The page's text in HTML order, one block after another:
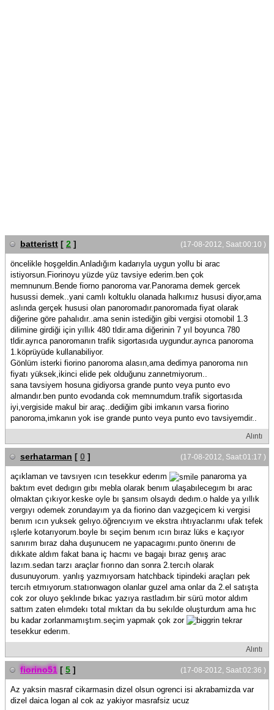
(17-08-2012, Saat:00:10 )
batteristt [ 2 ]
öncelikle hoşgeldin.Anladığım kadarıyla uygun yollu bi arac
istiyorsun.Fiorinoyu yüzde yüz tavsiye ederim.ben çok
memnunum.Bende fiorno panoroma var.Panorama demek gercek
husussi demek..yani camlı koltuklu olanada halkımız hususi diyor,ama
aslında gerçek hususi olan panoromadır.panoromada fiyat olarak
diğerine göre pahalıdır..ama senin istediğin gibi vergisi otomobil 1.3
dilimine girdiği için yıllık 480 tldir.ama diğerinin 7 yıl boyunca 780
tldir.ayrıca panoromanın trafik sigortasıda uygundur.ayrıca panoroma
1.köprüyüde kullanabiliyor.
Gönlüm isterki fiorino panoroma alasın,ama dedimya panoroma nın
fiyatı yüksek,ikinci elide pek olduğunu zannetmiyorum..
sana tavsiyem hosuna gidiyorsa grande punto veya punto evo
almandır.ben punto evodanda cok memnumdum.trafik sigortasıda
iyi,vergiside makul bir araç..dediğim gibi imkanın varsa fiorino
panoroma,imkanın yok ise grande punto veya punto evo tavsiyemdir..
Alıntı
(17-08-2012, Saat:01:17 )
serhatarman [ 0 ]
açıklaman ve tavsıyen ıcın tesekkur ederım
panaroma ya
baktım evet dedıgın gıbı mebla olarak benım ulaşabılecegım bı arac
olmaktan çıkıyor.keske oyle bı şansım olsaydı dedım.o halde ya yıllık
vergıyı odemek zorundayım ya da fiorino dan vazgeçicem ki vergisi
benım ıcın yuksek gelıyo.öğrencıyım ve ekstra ıhtıyaclarımı ufak tefek
ışlerle kotarıyorum.boyle bı seçim benım ıcın bıraz lüks e kaçıyor
sanırım bıraz daha duşunucem ne yapacagımı.punto önerını de
dıkkate aldım fakat bana iç hacmı ve bagajı bıraz genış arac
lazım.sedan tarzı araçlar fıorıno dan sonra 2.tercıh olarak
dusunuyorum. yanlış yazmıyorsam hatchback tipindeki araçları pek
tercıh etmıyorum.statıonwagon olanlar guzel ama onlar da 2.el satışta
cok zor oluyo şeklınde bıkac yazıya rastladım.bir sürü motor aldım
sattım zaten elımdekı total mıktarı da bu sekılde oluşturdum ama hıc
bu kadar zorlanmamıştım.seçim yapmak çok zor
tekrar
tesekkur ederım.
Alıntı
(17-08-2012, Saat:02:36 )
fiorino51 [ 5 ]
Az yaksin masraf cikarmasin dizel olsun ogrenci isi akrabamizda var
dizel daica logan al cok az yakiyor masrafsiz ucuz